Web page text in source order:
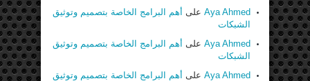
Aya Ahmed على أهم البرامج الخاصة بتصميم وتوثيق
الشبكات
Aya Ahmed على أهم البرامج الخاصة بتصميم وتوثيق
الشبكات
Aya Ahmed على أهم البرامج الخاصة بتصميم وتوثيق